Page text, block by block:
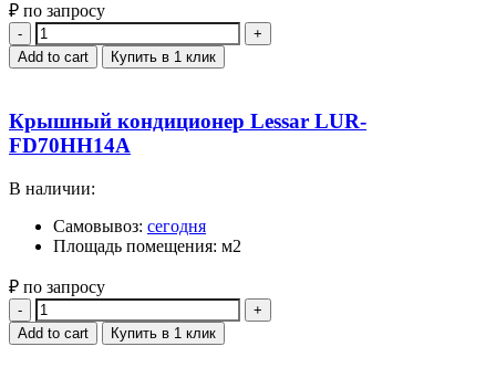
₽ по запросу
Quantity
Add to cart Купить в 1 клик
Крышный кондиционер Lessar LUR-
FD70HH14A
В наличии:
Самовывоз: сегодня
Площадь помещения: м2
₽ по запросу
Quantity
Add to cart Купить в 1 клик